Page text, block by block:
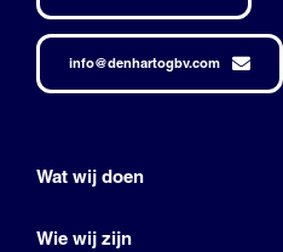
info@denhartogbv.com
Wat wij doen
Wie wij zijn